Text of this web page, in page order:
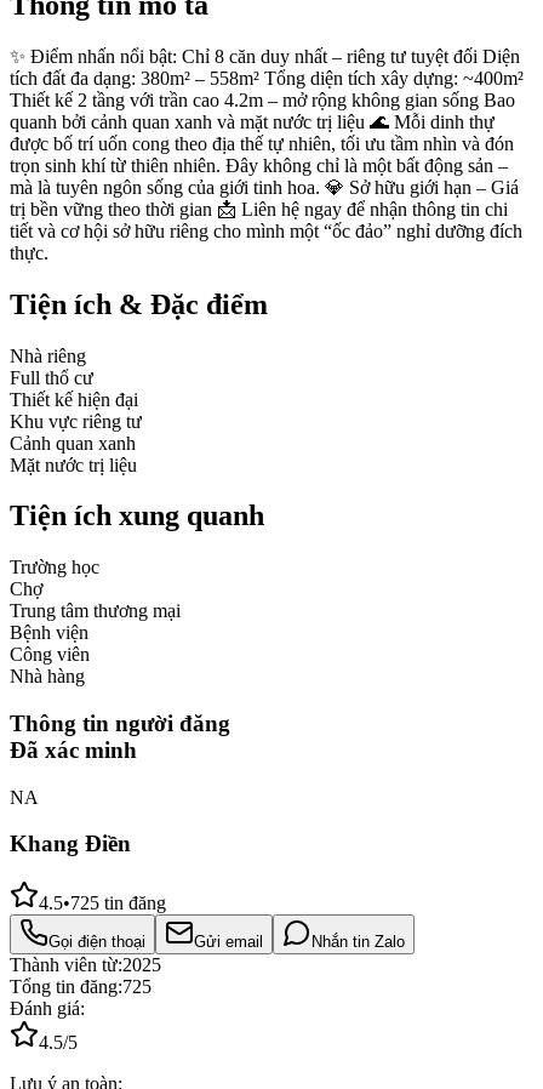
✨ Điểm nhấn nổi bật: Chỉ 8 căn duy nhất – riêng tư tuyệt đối Diện
tích đất đa dạng: 380m² – 558m² Tổng diện tích xây dựng: ~400m²
Thiết kế 2 tầng với trần cao 4.2m – mở rộng không gian sống Bao
quanh bởi cảnh quan xanh và mặt nước trị liệu 🌊 Mỗi dinh thự
được bố trí uốn cong theo địa thế tự nhiên, tối ưu tầm nhìn và đón
trọn sinh khí từ thiên nhiên. Đây không chỉ là một bất động sản –
mà là tuyên ngôn sống của giới tinh hoa. 💎 Sở hữu giới hạn – Giá
trị bền vững theo thời gian 📩 Liên hệ ngay để nhận thông tin chi
tiết và cơ hội sở hữu riêng cho mình một “ốc đảo” nghỉ dưỡng đích
thực.
Tiện ích & Đặc điểm
Nhà riêng
Full thổ cư
Thiết kế hiện đại
Khu vực riêng tư
Cảnh quan xanh
Mặt nước trị liệu
Tiện ích xung quanh
Trường học
Chợ
Trung tâm thương mại
Bệnh viện
Công viên
Nhà hàng
Thông tin người đăng
Đã xác minh
NA
Khang Điền
4.5•725 tin đăng
Gọi điện thoại Gửi email Nhắn tin Zalo
Thành viên từ:2025
Tổng tin đăng:725
Đánh giá:
4.5/5
Lưu ý an toàn: